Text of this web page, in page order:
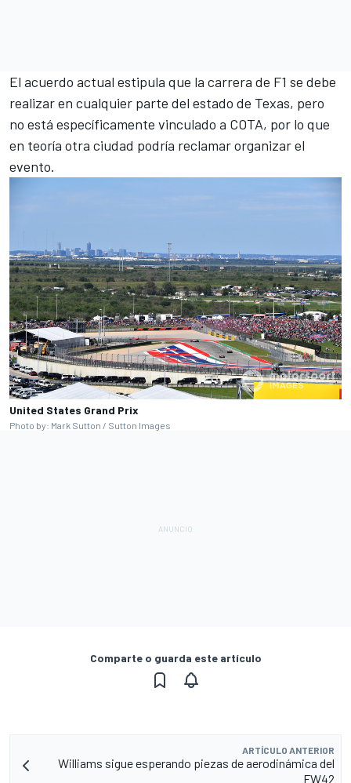
El acuerdo actual estipula que la carrera de F1 se debe
realizar en cualquier parte del estado de Texas, pero
no está específicamente vinculado a COTA, por lo que
en teoría otra ciudad podría reclamar organizar el
evento.
United States Grand Prix
Photo by: Mark Sutton / Sutton Images
Comparte o guarda este artículo
ARTÍCULO ANTERIOR
Williams sigue esperando piezas de aerodinámica del
FW42